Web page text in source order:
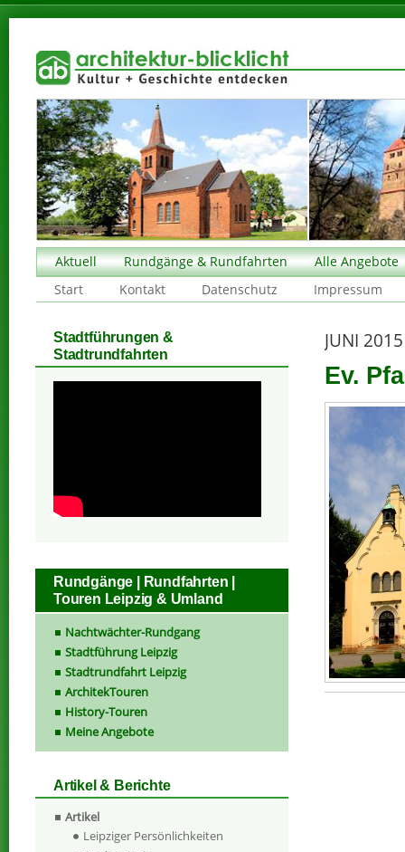
Aktuell Rundgänge & Rundfahrten
Alle Angebote
Start
Kontakt Datenschutz Impressum
JUNI 2015
Ev.
Stadtführungen &
Stadtrundfahrten
Rundgänge | Rundfahrten |
Touren Leipzig & Umland
Nachtwächter-Rundgang
Stadtführung Leipzig
Stadtrundfahrt Leipzig
ArchitekTouren
History-Touren
Meine Angebote
Artikel & Berichte
Artikel
Leipziger Persönlichkeiten